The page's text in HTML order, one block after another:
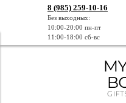
8 (985) 259-10-16
Без выходных:
10:00-20:00 пн-пт
11:00-18:00 сб-вс